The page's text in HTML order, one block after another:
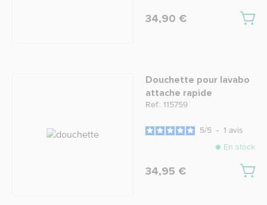
34,90 €
Douchette pour lavabo
attache rapide
Ref.: 115759
5/5 - 1 avis
En stock
34,95 €